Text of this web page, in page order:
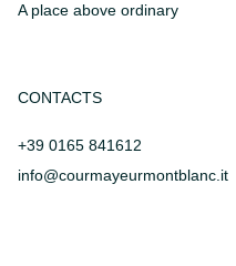
A place above ordinary
CONTACTS
+39 0165 841612
info@courmayeurmontblanc.it